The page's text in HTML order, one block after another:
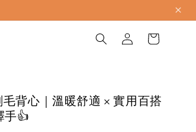
背心｜溫暖舒適 × 實用百搭
手👍